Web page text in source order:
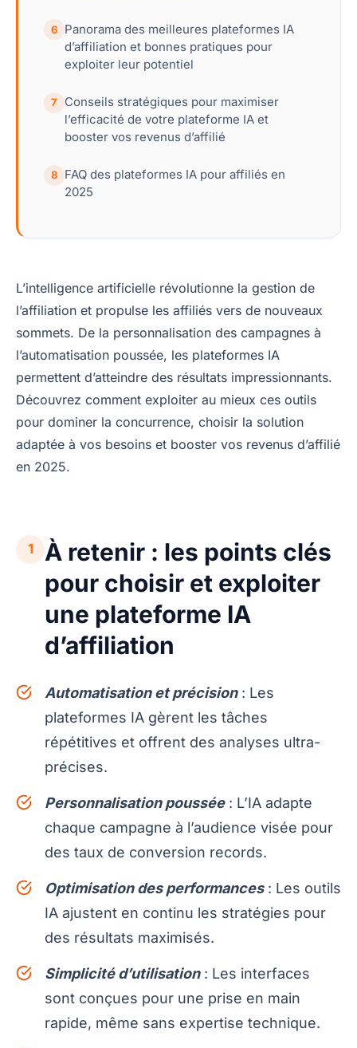
6
Panorama des meilleures plateformes IA
d’affiliation et bonnes pratiques pour
exploiter leur potentiel
7
Conseils stratégiques pour maximiser
l’efficacité de votre plateforme IA et
booster vos revenus d’affilié
8
FAQ des plateformes IA pour affiliés en
2025
L’intelligence artificielle révolutionne la gestion de
l’affiliation et propulse les affiliés vers de nouveaux
sommets. De la personnalisation des campagnes à
l’automatisation poussée, les plateformes IA
permettent d’atteindre des résultats impressionnants.
Découvrez comment exploiter au mieux ces outils
pour dominer la concurrence, choisir la solution
adaptée à vos besoins et booster vos revenus d’affilié
en 2025.
1
À retenir : les points clés
pour choisir et exploiter
une plateforme IA
d’affiliation
Automatisation et précision: Les
plateformes IA gèrent les tâches
répétitives et offrent des analyses ultra-
précises.
Personnalisation poussée: L’IA adapte
chaque campagne à l’audience visée pour
des taux de conversion records.
Optimisation des performances: Les outils
IA ajustent en continu les stratégies pour
des résultats maximisés.
Simplicité d’utilisation: Les interfaces
sont conçues pour une prise en main
rapide, même sans expertise technique.